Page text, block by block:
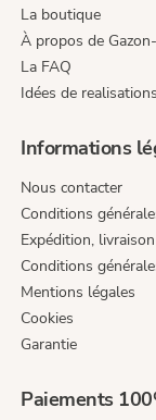
La boutique
À propos de
La FAQ
Idées de realisations
Informations
Nous contacter
Conditions
Expédition,
Conditions
Mentions légales
Cookies
Garantie
Paiements